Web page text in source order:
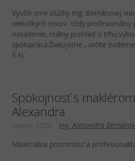
Využili sme služby Ing. Bernátovej
niekoľkých rokov. Vždy profesionálny
nasadenie, reálny prehľad o
spolupráca.Ďakujeme , určite
Š.N.
Spokojnosť s
Alexandra
Ing. Alexandra
marec 2026
Maximálna promtnosť a